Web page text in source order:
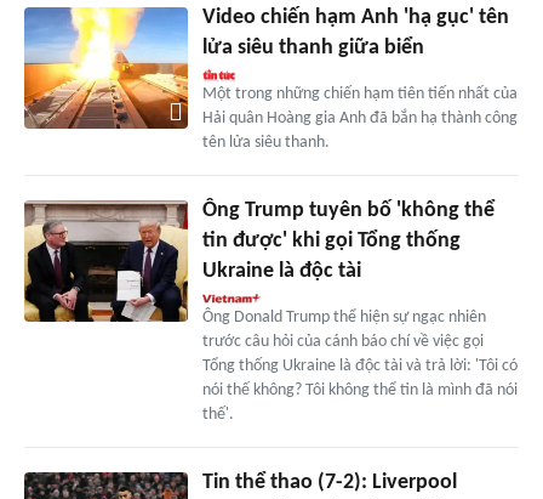
Video chiến hạm Anh 'hạ gục' tên
lửa siêu thanh giữa biển
Một trong những chiến hạm tiên tiến nhất của
Hải quân Hoàng gia Anh đã bắn hạ thành công
tên lửa siêu thanh.
Ông Trump tuyên bố 'không thể
tin được' khi gọi Tổng thống
Ukraine là độc tài
Ông Donald Trump thể hiện sự ngạc nhiên
trước câu hỏi của cánh báo chí về việc gọi
Tổng thống Ukraine là độc tài và trả lời: 'Tôi có
nói thế không? Tôi không thể tin là mình đã nói
thế'.
Tin thể thao (7-2): Liverpool